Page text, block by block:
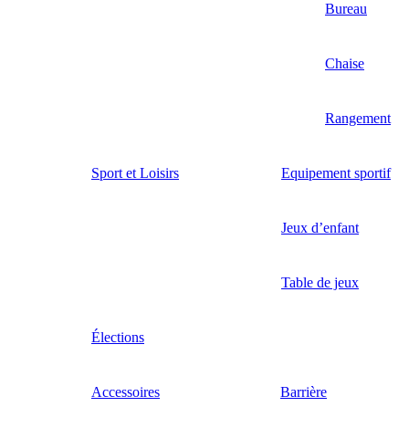
Bureau
Chaise
Rangement
Sport et Loisirs Equipement sportif
Jeux d’enfant
Table de jeux
Élections
Accessoires Barrière